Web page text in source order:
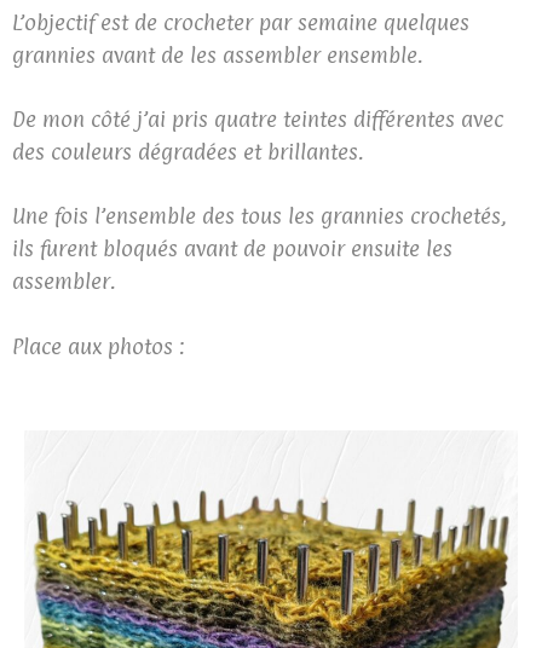
L’objectif est de crocheter par semaine quelques
grannies avant de les assembler ensemble.
De mon côté j’ai pris quatre teintes différentes avec
des couleurs dégradées et brillantes.
Une fois l’ensemble des tous les grannies crochetés,
ils furent bloqués avant de pouvoir ensuite les
assembler.
Place aux photos :